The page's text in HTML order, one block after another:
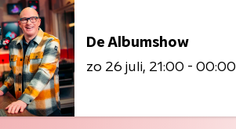
De Albumshow
zo 26 juli 21:00 - 00:00